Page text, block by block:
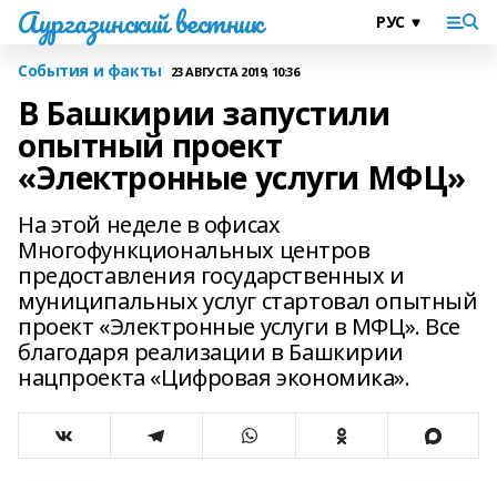
Аургазинский вестник
События и факты 23 АВГУСТА 2019, 10:36
В Башкирии запустили
опытный проект
«Электронные услуги МФЦ»
На этой неделе в офисах
Многофункциональных центров
предоставления государственных и
муниципальных услуг стартовал опытный
проект «Электронные услуги в МФЦ». Все
благодаря реализации в Башкирии
нацпроекта «Цифровая экономика».